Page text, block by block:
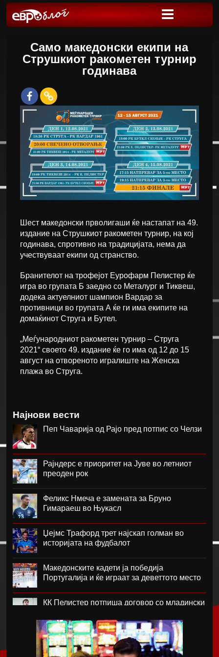
Само македонски екипи на
Струшкиот ракометен турнир
годинава
Шест македонски прволигаши ќе настапат на 49.
издание на Струшкиот ракометен турнир, на кој
годинава, спротивно на традицијата, нема да
учествуваат екипи од странство.
Бранителот на трофејот Еурофарм Пелистер ќе
игра во групата Б заедно со Металург и Тиквеш,
додека актуелниот шампион Вардар за
противници во групата А ќе ги има екипите на
домаќинот Струга и Бутел.
„Меѓународниот ракометен турнир – Струга
2021“ своето 49. издание ќе го има од 12 до 15
август на отвореното игралиште на Женска
плажа во Струга.
Најнови вести
Пеп Чаварија од Рајо пред потпис со Челзи
Рајндерс е приоритет на Јуве во летниот
преоден рок
Феликс Нмеча е замената за Бруно
Гимараеш во Њукасл
Џејмс Трафорд трет најскап голман во
историјата на фудбалот
Македонските кадети ја победија
Португалија и ќе играат за деветтото место
КК Пелистер потпиша договор со младински
Магнес Аклиуш официјално претставен во
Париз